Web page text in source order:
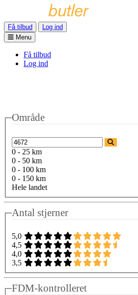
Få tilbud
Log ind
Menu
Få tilbud
Log ind
Område
0 - 25 km
0 - 50 km
0 - 100 km
0 - 150 km
Hele landet
Antal stjerner
5,0
4,5
4,0
3,5
FDM-kontrolleret